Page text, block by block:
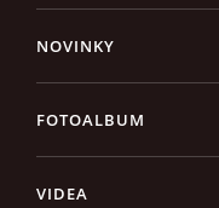
NOVINKY
FOTOALBUM
VIDEA